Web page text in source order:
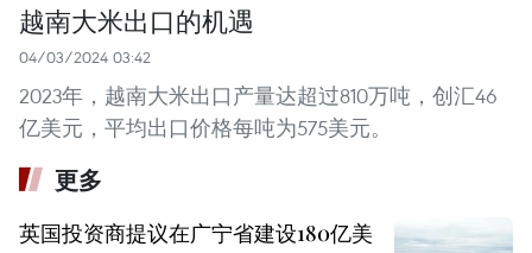
越南大米出口的机遇
04/03/2024 03:42
2023年，越南大米出口产量达超过810万吨，创汇46
亿美元，平均出口价格每吨为575美元。
更多
英国投资商提议在广宁省建设180亿美